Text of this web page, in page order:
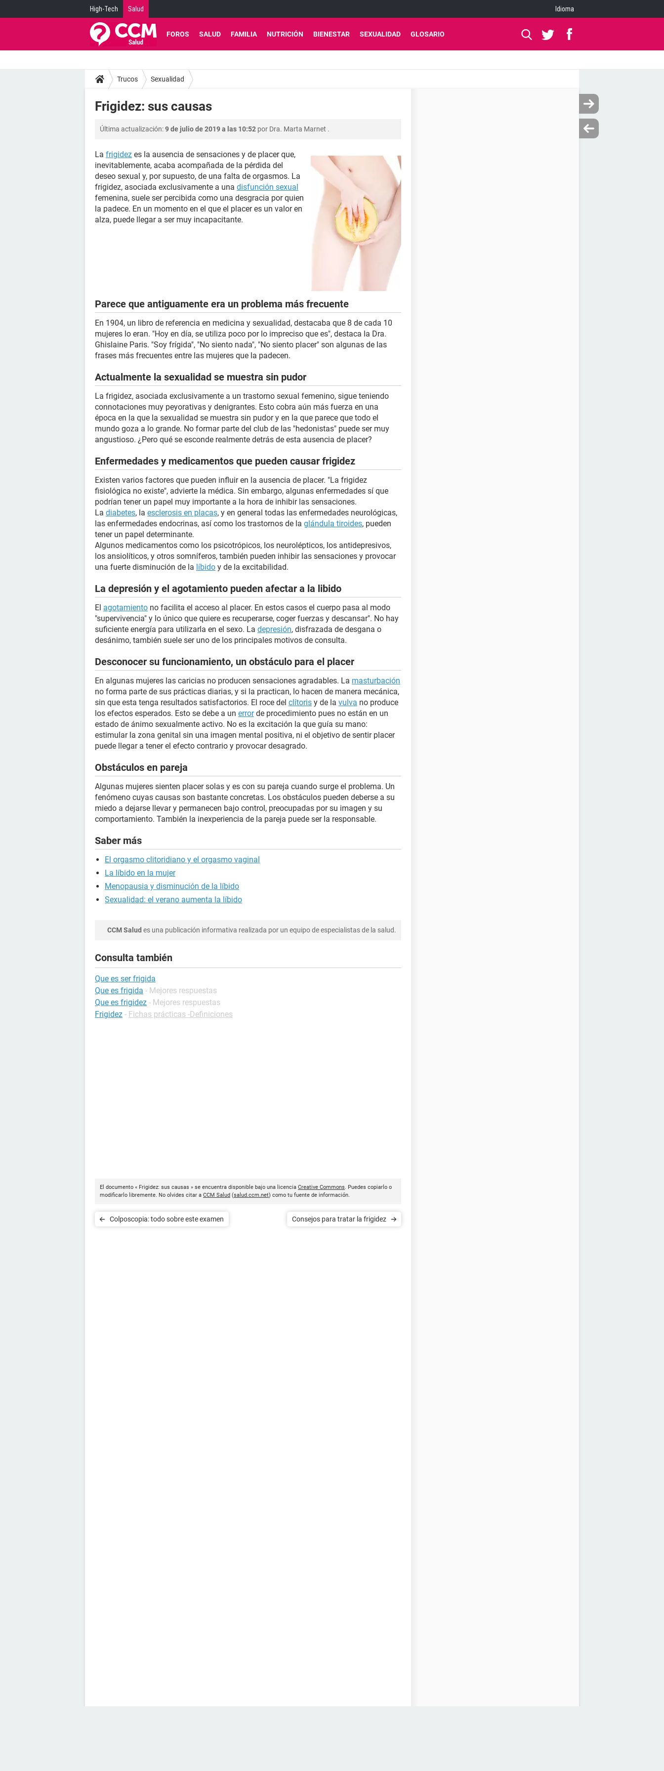
High-Tech Salud Idioma
FOROS SALUD FAMILIA NUTRICIÓN BIENESTAR SEXUALIDAD GLOSARIO
Trucos Sexualidad
Frigidez: sus causas
Última actualización:9 de julio de 2019 a las 10:52 por Dra. Marta Marnet .
La frigidez es la ausencia de sensaciones y de placer que,
inevitablemente, acaba acompañada de la pérdida del
deseo sexual y, por supuesto, de una falta de orgasmos. La
frigidez, asociada exclusivamente a una disfunción sexual
femenina, suele ser percibida como una desgracia por quien
la padece. En un momento en el que el placer es un valor en
alza, puede llegar a ser muy incapacitante.
Parece que antiguamente era un problema más frecuente
En 1904, un libro de referencia en medicina y sexualidad, destacaba que 8 de cada 10
mujeres lo eran. "Hoy en día, se utiliza poco por lo impreciso que es", destaca la Dra.
Ghislaine Paris. "Soy frígida", "No siento nada", "No siento placer" son algunas de las
frases más frecuentes entre las mujeres que la padecen.
Actualmente la sexualidad se muestra sin pudor
La frigidez, asociada exclusivamente a un trastorno sexual femenino, sigue teniendo
connotaciones muy peyorativas y denigrantes. Esto cobra aún más fuerza en una
época en la que la sexualidad se muestra sin pudor y en la que parece que todo el
mundo goza a lo grande. No formar parte del club de las "hedonistas" puede ser muy
angustioso. ¿Pero qué se esconde realmente detrás de esta ausencia de placer?
Enfermedades y medicamentos que pueden causar frigidez
Existen varios factores que pueden influir en la ausencia de placer. "La frigidez
fisiológica no existe", advierte la médica. Sin embargo, algunas enfermedades sí que
podrían tener un papel muy importante a la hora de inhibir las sensaciones.
La diabetes, la esclerosis en placas, y en general todas las enfermedades neurológicas,
las enfermedades endocrinas, así como los trastornos de la glándula tiroides, pueden
tener un papel determinante.
Algunos medicamentos como los psicotrópicos, los neurolépticos, los antidepresivos,
los ansiolíticos, y otros somníferos, también pueden inhibir las sensaciones y provocar
una fuerte disminución de la líbido y de la excitabilidad.
La depresión y el agotamiento pueden afectar a la libido
El agotamiento no facilita el acceso al placer. En estos casos el cuerpo pasa al modo
"supervivencia" y lo único que quiere es recuperarse, coger fuerzas y descansar". No hay
suficiente energía para utilizarla en el sexo. La depresión, disfrazada de desgana o
desánimo, también suele ser uno de los principales motivos de consulta.
Desconocer su funcionamiento, un obstáculo para el placer
En algunas mujeres las caricias no producen sensaciones agradables. La masturbación
no forma parte de sus prácticas diarias, y si la practican, lo hacen de manera mecánica,
sin que esta tenga resultados satisfactorios. El roce del clítoris y de la vulva no produce
los efectos esperados. Esto se debe a un errorde procedimiento pues no están en un
estado de ánimo sexualmente activo. No es la excitación la que guía su mano:
estimular la zona genital sin una imagen mental positiva, ni el objetivo de sentir placer
puede llegar a tener el efecto contrario y provocar desagrado.
Obstáculos en pareja
Algunas mujeres sienten placer solas y es con su pareja cuando surge el problema. Un
fenómeno cuyas causas son bastante concretas. Los obstáculos pueden deberse a su
miedo a dejarse llevar y permanecen bajo control, preocupadas por su imagen y su
comportamiento. También la inexperiencia de la pareja puede ser la responsable.
Saber más
El orgasmo clitoridiano y el orgasmo vaginal
La líbido en la mujer
Menopausia y disminución de la líbido
Sexualidad: el verano aumenta la líbido
CCM Salud es una publicación informativa realizada por un equipo de especialistas de la salud.
Consulta también
Que es ser frigida
Que es frigida - Mejores respuestas
Que es frigidez - Mejores respuestas
Frigidez - Fichas prácticas -Definiciones
El documento « Frigidez: sus causas » se encuentra disponible bajo una licencia Creative Commons. Puedes copiarlo o
modificarlo libremente. No olvides citar a CCM Salud (salud.ccm.net) como tu fuente de información.
Colposcopia: todo sobre este examen Consejos para tratar la frigidez